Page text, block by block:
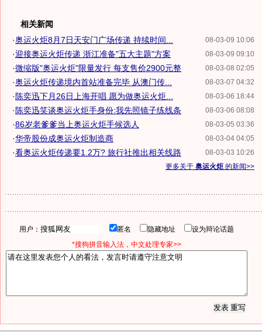
相关新闻
08-03-09 10:06
·奥运火炬8月7日天安门广场传递 持续时间...
08-03-09 09:10
·迎接奥运火炬传递 浙江准备"五大主题"方案
08-03-08 02:05
·微缩版"奥运火炬"限量发行 每支售价2900元整
08-03-07 04:32
·奥运火炬传递境内首站准备完毕 从澳门传...
08-03-06 18:44
· 陈奕迅下月26日上海开唱 愿为做奥运火炬...
08-03-06 08:08
· 陈奕迅笑谈奥运火炬手身份:我先照镜子练线条
08-03-05 03:36
·86岁老爹爹当上奥运火炬手候选人
08-03-04 04:05
·华帝股份成奥运火炬制造商
08-03-03 10:26
·看奥运火炬传递要1.2万? 旅行社推出相关线路
更多关于 奥运火炬 的新闻>>
用户： 匿名 隐藏地址
设为辩论话题
*搜狗拼音输入法，中文处理专家>>